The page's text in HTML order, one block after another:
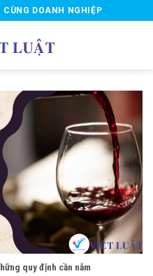
DOANH NGHIỆP
quy định cần nắm